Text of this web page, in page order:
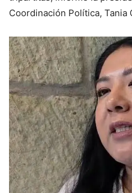
Coordinación Política, Tania